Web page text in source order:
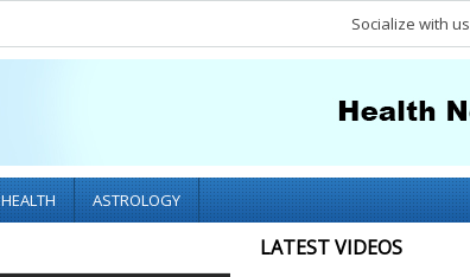
Socialize with us
HEALTH ASTROLOGY
LATEST VIDEOS